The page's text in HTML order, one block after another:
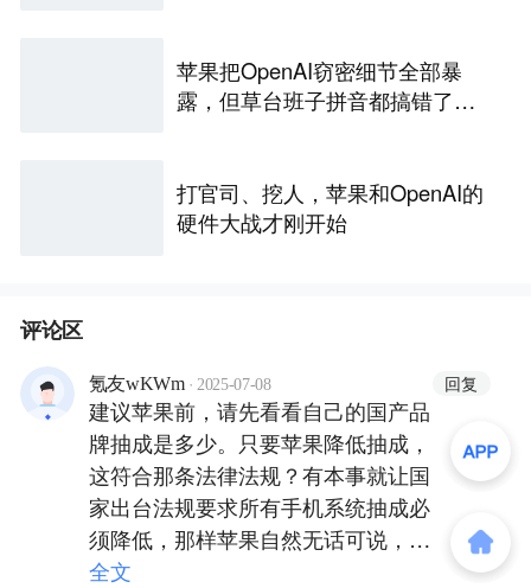
苹果把OpenAI窃密细节全部暴
露，但草台班子拼音都搞错了…
打官司、挖人，苹果和OpenAI的
硬件大战才刚开始
评论区
氪友wKWm · 2025-07-08 回复
建议苹果前，请先看看自己的国产品
牌抽成是多少。只要苹果降低抽成，
这符合那条法律法规？有本事就让国
家出台法规要求所有手机系统抽成必
须降低，那样苹果自然无话可说，遵
规守法。 如果你只要求苹果降低抽
全文